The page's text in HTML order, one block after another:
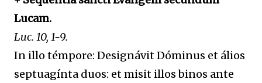
Lucam.
Luc. 10, 1-9.
In illo témpore: Designávit Dóminus et álios
septuagínta duos: et misit illos binos ante